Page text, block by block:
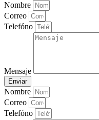
Nombre
Correo
Telefóno
Mensaje
Enviar
Nombre
Correo
Telefóno